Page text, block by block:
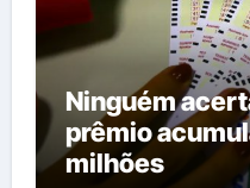
Ninguém
prêmio
milhões